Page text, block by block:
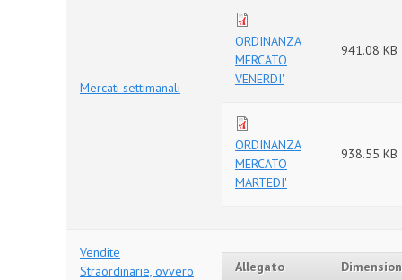
Mercati settimanali
ORDINANZA
MERCATO
VENERDI'
941.08 KB
ORDINANZA
MERCATO
MARTEDI'
938.55 KB
Vendite
Straordinarie, ovvero
Allegato